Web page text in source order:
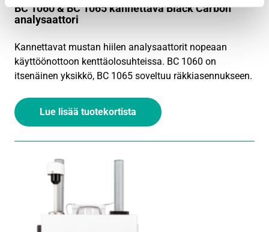
BC 1060 & BC 1065 kannettava Black Carbon
analysaattori
Kannettavat mustan hiilen analysaattorit nopeaan
käyttöönottoon kenttäolosuhteissa. BC 1060 on
itsenäinen yksikkö, BC 1065 soveltuu räkkiasennukseen.
Lue lisää tuotekortista